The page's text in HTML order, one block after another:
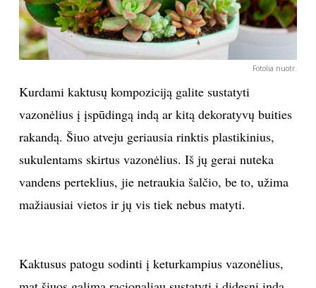
Fotolia nuotr.
Kurdami kaktusų kompoziciją galite sustatyti
vazonėlius į įspūdingą indą ar kitą dekoratyvų buities
rakandą. Šiuo atveju geriausia rinktis plastikinius,
sukulentams skirtus vazonėlius. Iš jų gerai nuteka
vandens perteklius, jie netraukia šalčio, be to, užima
mažiausiai vietos ir jų vis tiek nebus matyti.
Kaktusus patogu sodinti į keturkampius vazonėlius,